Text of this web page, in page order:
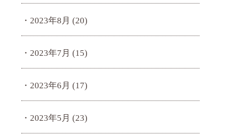
2023年8月 (20)
2023年7月 (15)
2023年6月 (17)
2023年5月 (23)